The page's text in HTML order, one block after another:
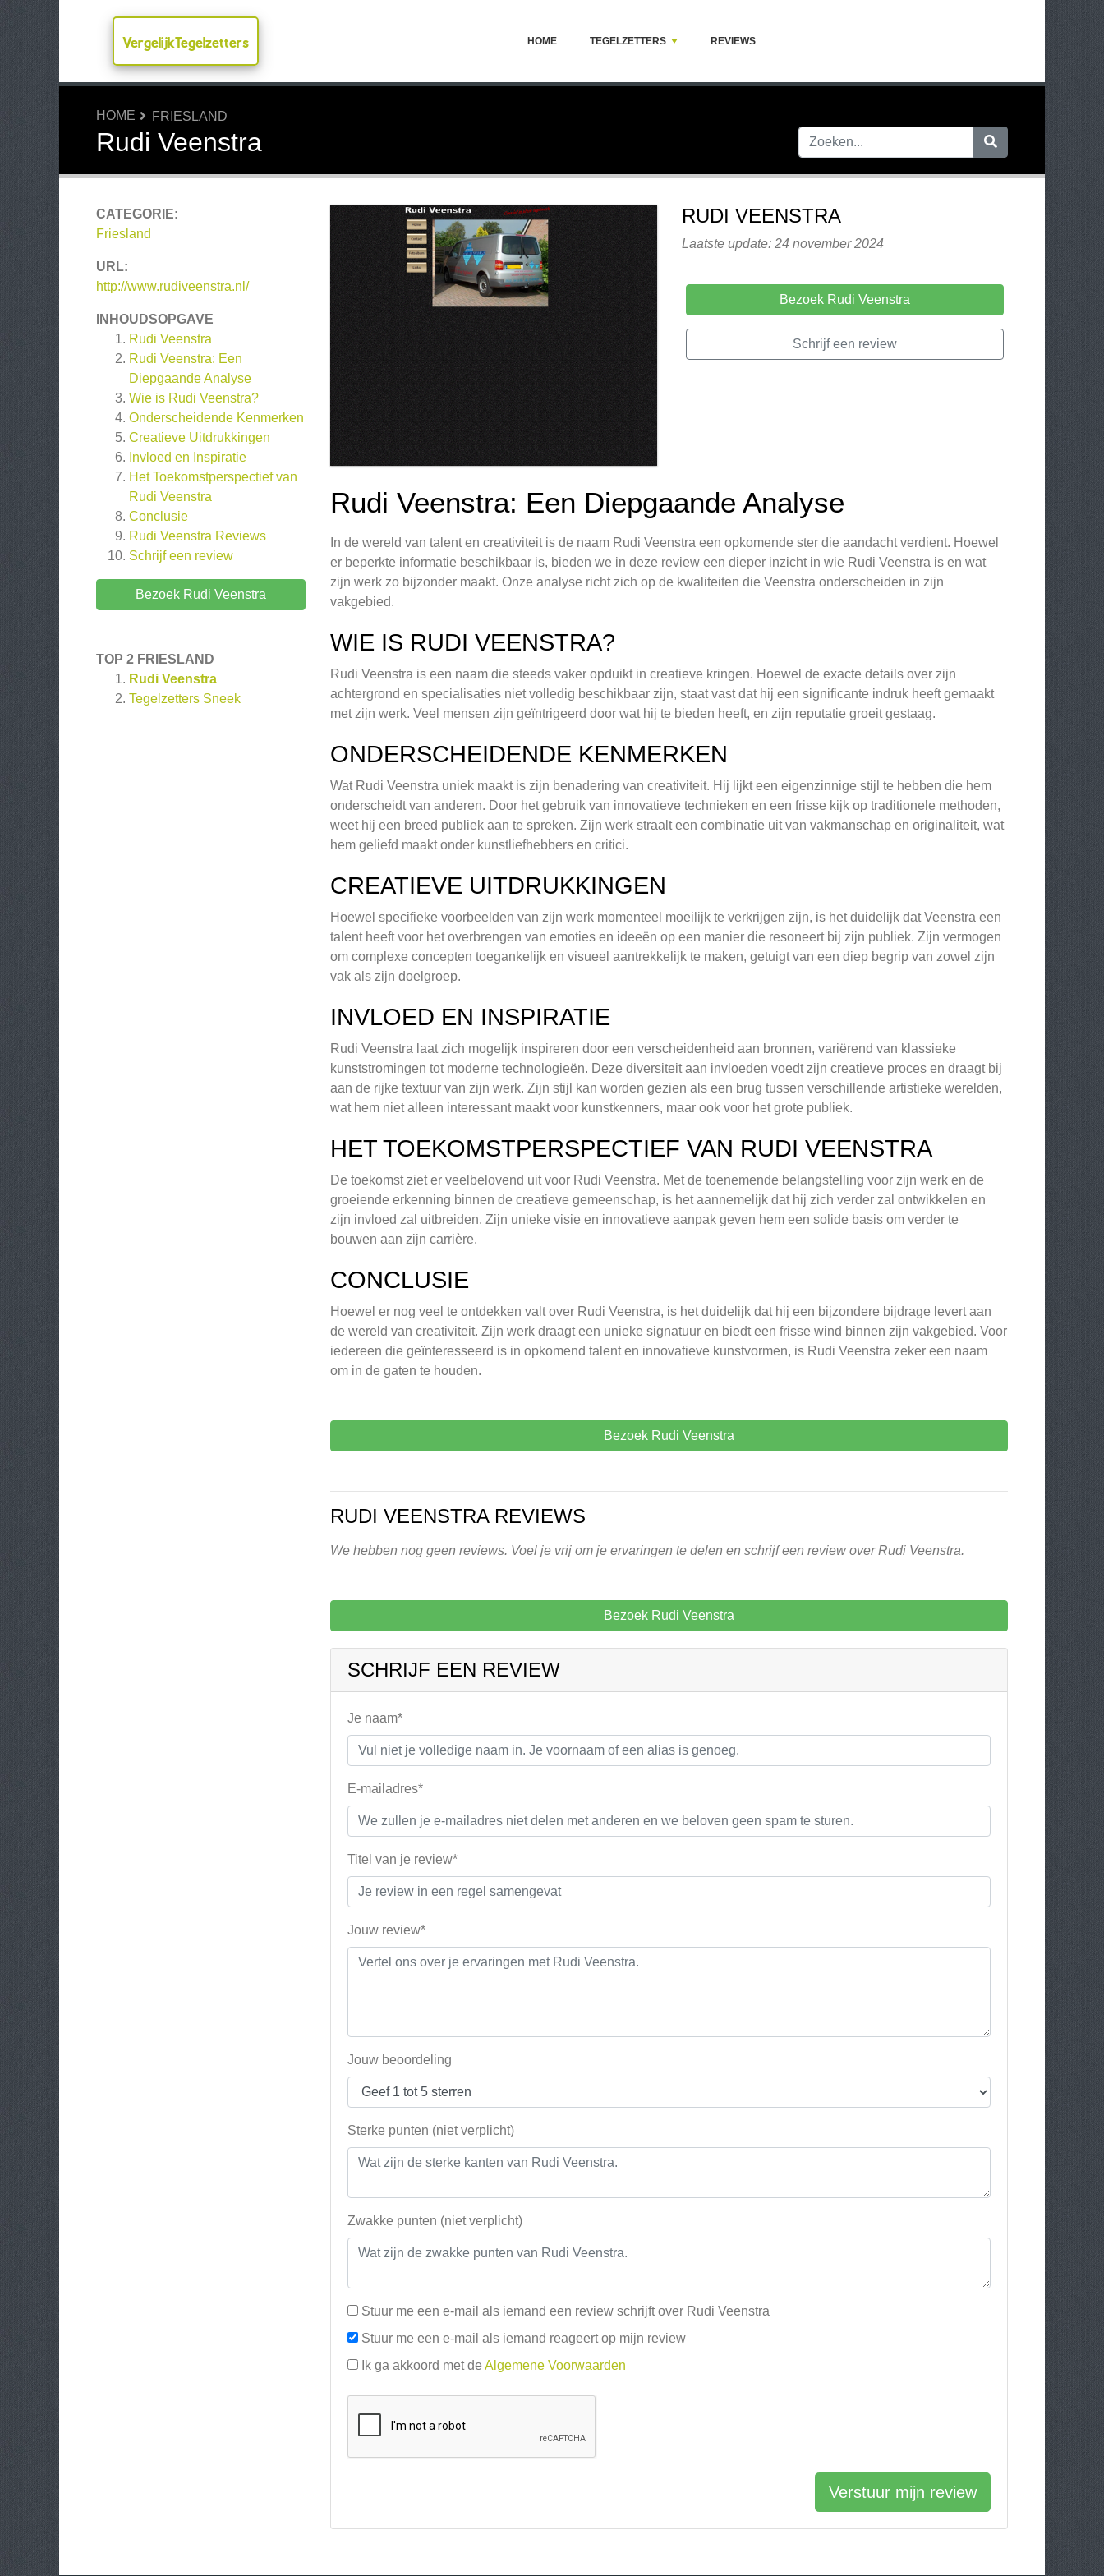
VergelijkTegelzetters HOME TEGELZETTERS REVIEWS
HOME FRIESLAND
Rudi Veenstra
CATEGORIE:
Friesland
URL:
http://www.rudiveenstra.nl/
INHOUDSOPGAVE
Rudi Veenstra
Rudi Veenstra: Een
Diepgaande Analyse
Wie is Rudi Veenstra?
Onderscheidende Kenmerken
Creatieve Uitdrukkingen
Invloed en Inspiratie
Het Toekomstperspectief van
Rudi Veenstra
Conclusie
Rudi Veenstra Reviews
Schrijf een review
Bezoek Rudi Veenstra
TOP 2 FRIESLAND
Rudi Veenstra
Tegelzetters Sneek
RUDI VEENSTRA
Laatste update: 24 november 2024
Bezoek Rudi Veenstra
Schrijf een review
Rudi Veenstra: Een Diepgaande Analyse
In de wereld van talent en creativiteit is de naam Rudi Veenstra een opkomende ster die aandacht verdient. Hoewel
er beperkte informatie beschikbaar is, bieden we in deze review een dieper inzicht in wie Rudi Veenstra is en wat
zijn werk zo bijzonder maakt. Onze analyse richt zich op de kwaliteiten die Veenstra onderscheiden in zijn
vakgebied.
WIE IS RUDI VEENSTRA?
Rudi Veenstra is een naam die steeds vaker opduikt in creatieve kringen. Hoewel de exacte details over zijn
achtergrond en specialisaties niet volledig beschikbaar zijn, staat vast dat hij een significante indruk heeft gemaakt
met zijn werk. Veel mensen zijn geïntrigeerd door wat hij te bieden heeft, en zijn reputatie groeit gestaag.
ONDERSCHEIDENDE KENMERKEN
Wat Rudi Veenstra uniek maakt is zijn benadering van creativiteit. Hij lijkt een eigenzinnige stijl te hebben die hem
onderscheidt van anderen. Door het gebruik van innovatieve technieken en een frisse kijk op traditionele methoden,
weet hij een breed publiek aan te spreken. Zijn werk straalt een combinatie uit van vakmanschap en originaliteit, wat
hem geliefd maakt onder kunstliefhebbers en critici.
CREATIEVE UITDRUKKINGEN
Hoewel specifieke voorbeelden van zijn werk momenteel moeilijk te verkrijgen zijn, is het duidelijk dat Veenstra een
talent heeft voor het overbrengen van emoties en ideeën op een manier die resoneert bij zijn publiek. Zijn vermogen
om complexe concepten toegankelijk en visueel aantrekkelijk te maken, getuigt van een diep begrip van zowel zijn
vak als zijn doelgroep.
INVLOED EN INSPIRATIE
Rudi Veenstra laat zich mogelijk inspireren door een verscheidenheid aan bronnen, variërend van klassieke
kunststromingen tot moderne technologieën. Deze diversiteit aan invloeden voedt zijn creatieve proces en draagt bij
aan de rijke textuur van zijn werk. Zijn stijl kan worden gezien als een brug tussen verschillende artistieke werelden,
wat hem niet alleen interessant maakt voor kunstkenners, maar ook voor het grote publiek.
HET TOEKOMSTPERSPECTIEF VAN RUDI VEENSTRA
De toekomst ziet er veelbelovend uit voor Rudi Veenstra. Met de toenemende belangstelling voor zijn werk en de
groeiende erkenning binnen de creatieve gemeenschap, is het aannemelijk dat hij zich verder zal ontwikkelen en
zijn invloed zal uitbreiden. Zijn unieke visie en innovatieve aanpak geven hem een solide basis om verder te
bouwen aan zijn carrière.
CONCLUSIE
Hoewel er nog veel te ontdekken valt over Rudi Veenstra, is het duidelijk dat hij een bijzondere bijdrage levert aan
de wereld van creativiteit. Zijn werk draagt een unieke signatuur en biedt een frisse wind binnen zijn vakgebied. Voor
iedereen die geïnteresseerd is in opkomend talent en innovatieve kunstvormen, is Rudi Veenstra zeker een naam
om in de gaten te houden.
Bezoek Rudi Veenstra
RUDI VEENSTRA REVIEWS
We hebben nog geen reviews. Voel je vrij om je ervaringen te delen en schrijf een review over Rudi Veenstra.
Bezoek Rudi Veenstra
SCHRIJF EEN REVIEW
Je naam*
E-mailadres*
Titel van je review*
Jouw review*
Jouw beoordeling
Sterke punten (niet verplicht)
Zwakke punten (niet verplicht)
Stuur me een e-mail als iemand een review schrijft over Rudi Veenstra
Stuur me een e-mail als iemand reageert op mijn review
Ik ga akkoord met de Algemene Voorwaarden
Verstuur mijn review